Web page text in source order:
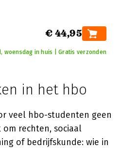
€ 44,95
woensdag in huis | Gratis verzonden
in het hbo
veel hbo-studenten geen
rechten, sociaal
of bedrijfskunde: wie in